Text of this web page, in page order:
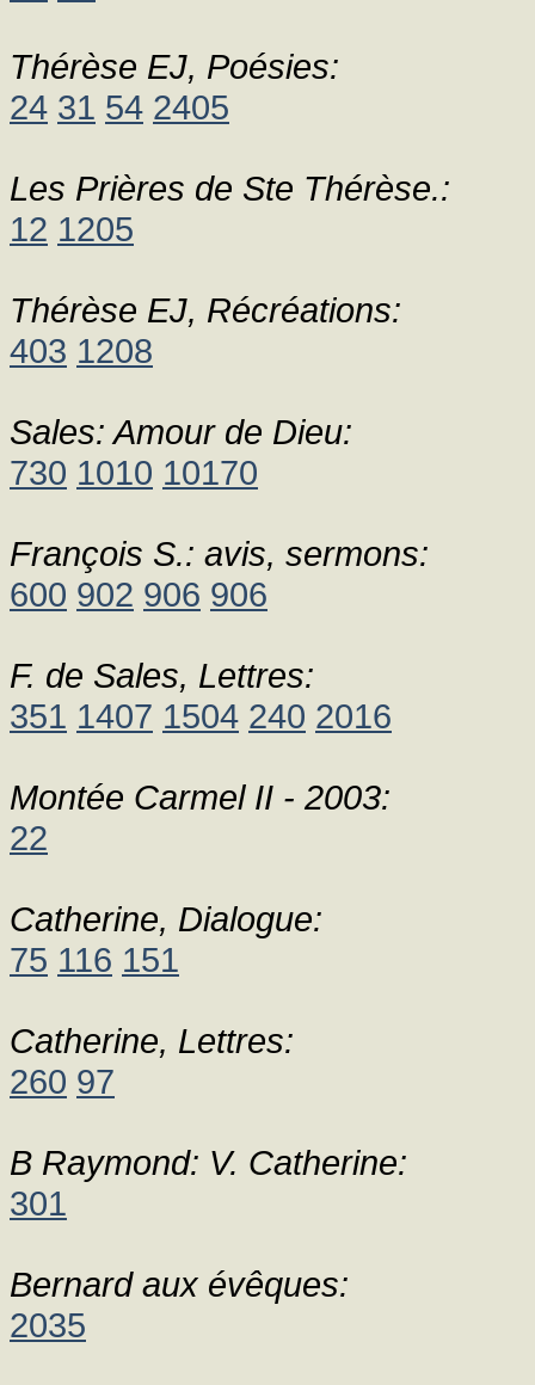
Thérèse EJ, Poésies:
24 31 54 2405
Les Prières de Ste Thérèse.:
12 1205
Thérèse EJ, Récréations:
403 1208
Sales: Amour de Dieu:
730 1010 10170
François S.: avis, sermons:
600 902 906 906
F. de Sales, Lettres:
351 1407 1504 240 2016
Montée Carmel II - 2003:
22
Catherine, Dialogue:
75 116 151
Catherine, Lettres:
260 97
B Raymond: V. Catherine:
301
Bernard aux évêques:
2035